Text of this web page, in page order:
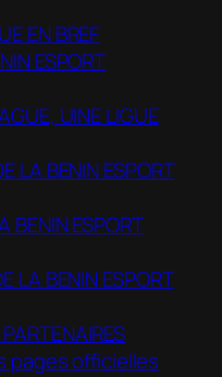
EN BREF
ESPORT
UINE LIGUE
LA BENIN ESPORT
BENIN ESPORT
LA BENIN ESPORT
pages officielles